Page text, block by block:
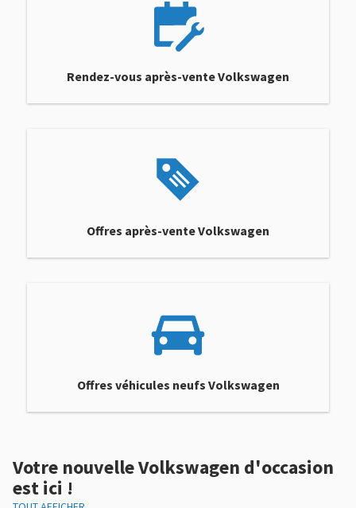
Rendez-vous après-vente Volkswagen
Offres après-vente Volkswagen
Offres véhicules neufs Volkswagen
Votre nouvelle Volkswagen d'occasion
est ici !